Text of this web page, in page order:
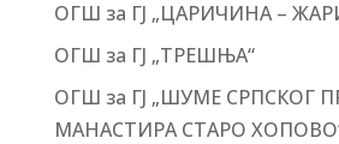
ОГШ за ГЈ „ЦАРИЧИНА –
ОГШ за ГЈ „ТРЕШЊА“
ОГШ за ГЈ „ШУМЕ СРПСКОГ
МАНАСТИРА СТАРО